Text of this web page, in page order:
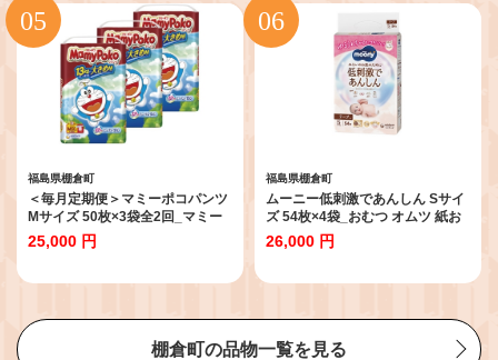
福島県棚倉町
＜毎月定期便＞マミーポコパンツ
Mサイズ 50枚×3袋全2回_マミー
ポコ おむつ パンツタイプ Mサイ
ズ 赤ちゃん ベビー 紙おむつ 育児
25,000 円
福島県棚倉町
ムーニー低刺激であんしん Sサイ
ズ 54枚×4袋_おむつ オムツ 紙お
むつ 紙オムツ 赤ちゃん ベビー用
品 日用品 人気 おすすめ 送料無料
ム【1438953】
26,000 円
棚倉町の品物一覧を見る